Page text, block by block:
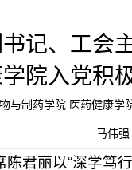
记、工会
院入党积
与制药学院 医药健康
马伟强
君丽以“深学笃